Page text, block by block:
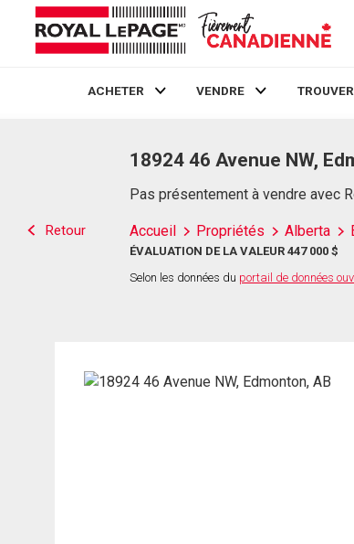
ACHETER VENDRE
Retour
18924 46 Avenue NW,
Pas présentement à vendre avec
Accueil Propriétés Alberta
ÉVALUATION DE LA VALEUR 447 000 $
Selon les données du portail de données